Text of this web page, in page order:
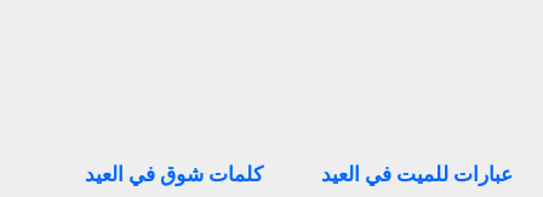
عبارات للميت في العيد
كلمات شوق في العيد